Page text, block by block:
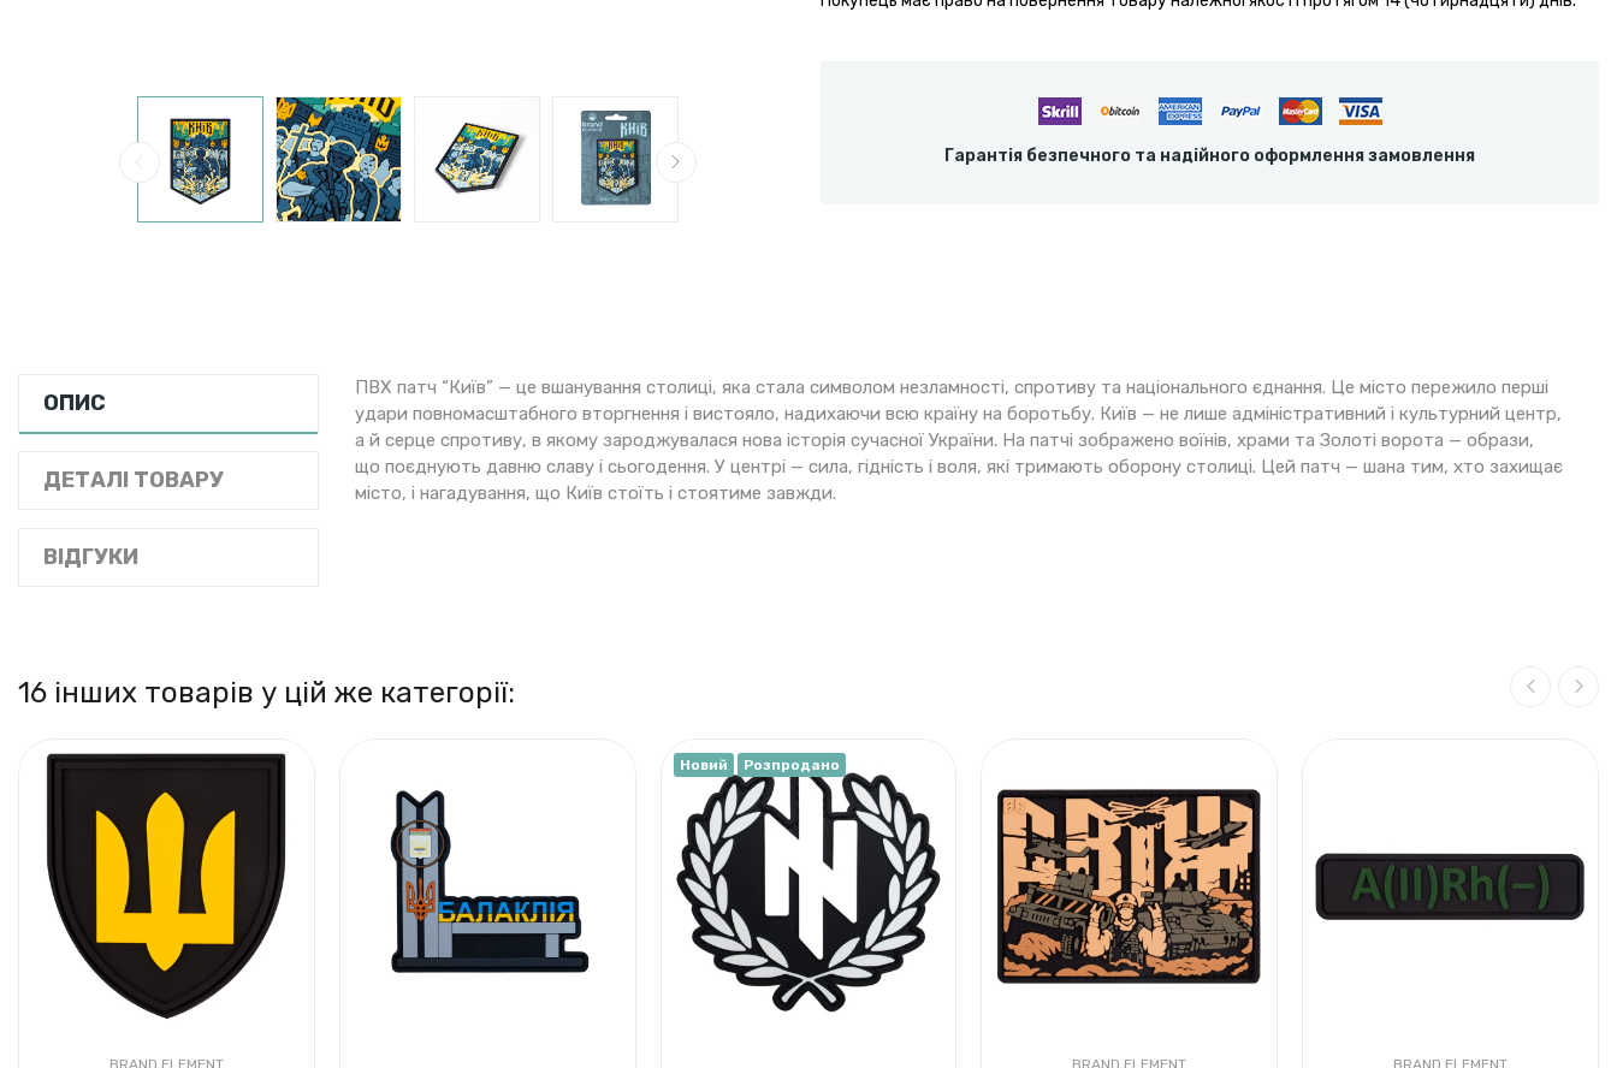
Гарантія безпечного та надійного оформлення замовлення
ОПИС
ДЕТАЛІ ТОВАРУ
ВІДГУКИ
ПВХ патч “Київ” — це вшанування столиці, яка стала символом незламності, спротиву та національного єднання. Це місто пережило перші
удари повномасштабного вторгнення і вистояло, надихаючи всю країну на боротьбу. Київ — не лише адміністративний і культурний центр,
а й серце спротиву, в якому зароджувалася нова історія сучасної України. На патчі зображено воїнів, храми та Золоті ворота — образи,
що поєднують давню славу і сьогодення. У центрі — сила, гідність і воля, які тримають оборону столиці. Цей патч — шана тим, хто захищає
місто, і нагадування, що Київ стоїть і стоятиме завжди.
16 інших товарів у цій же категорії:
Новий Розпродано